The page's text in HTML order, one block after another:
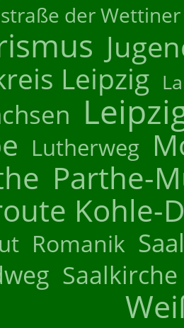
der Wettiner
Leipzig
Lutherweg
Parthe-
Kohle-
Romanik
Saalkirche